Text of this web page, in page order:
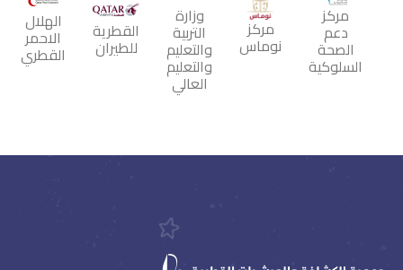
مركز
دعم
الصحة
السلوكية
مركز
نوماس
وزارة
التربية
والتعليم
والتعليم
العالي
القطرية
للطيران
الهلال
الاحمر
القطري